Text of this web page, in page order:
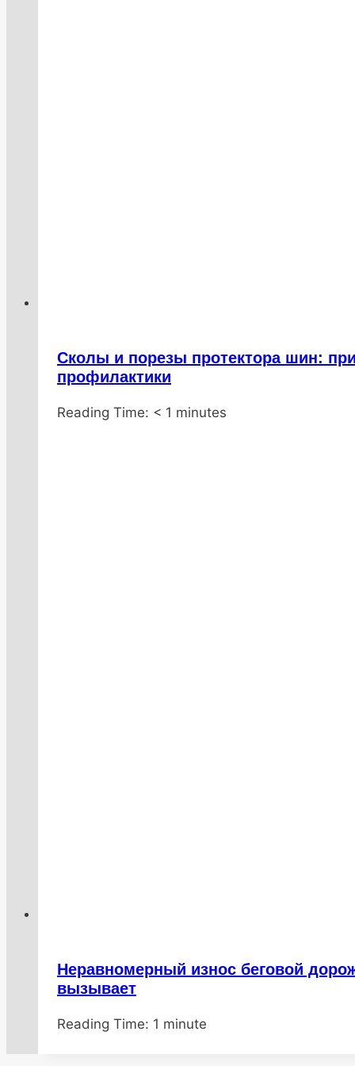
Сколы и порезы протектора шин:
профилактики
ОтDenisNHK
20.01.202620.01.2026
Reading Time: < 1 minutes
Неравномерный износ беговой
вызывает
ОтDenisNHK
20.01.202620.01.2026
Reading Time: 1 minute